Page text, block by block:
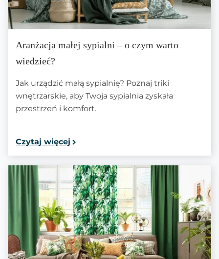
Aranżacja małej sypialni – o czym warto
wiedzieć?
Jak urządzić małą sypialnię? Poznaj triki
wnętrzarskie, aby Twoja sypialnia zyskała
przestrzeń i komfort.
Czytaj więcej